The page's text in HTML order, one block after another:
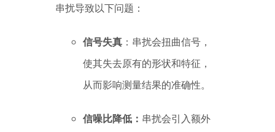
串扰导致以下问题：
信号失真 ：串扰会扭曲信号，
使其失去原有的形状和特征，
从而影响测量结果的准确性。
信噪比降低： 串扰会引入额外